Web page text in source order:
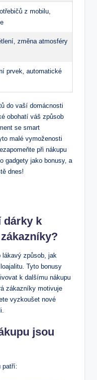
z​ mobilu,
změna atmosféry
prvek, automatické
do vaší domácnosti
obohatí váš způsob
se smart
malé‌ vymoženosti‍
při ⁤nákupu
gadgety jako bonusy, a⁤
dnes!
⁤dárky‍ k
lákavý způsob, jak
Tyto⁣ bonusy
k dalšímu nákupu
⁤zákazníky ⁢motivuje
vyzkoušet nové
jsou
patří: